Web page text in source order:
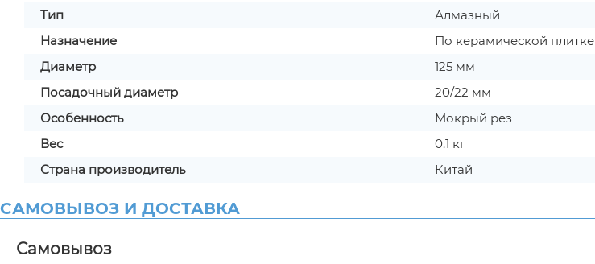
Тип
Алмазный
Назначение
По керамической плитке
Диаметр
125 мм
Посадочный диаметр
20/22 мм
Особенность
Мокрый рез
Вес
0.1 кг
Страна производитель
Китай
САМОВЫВОЗ И ДОСТАВКА
Самовывоз